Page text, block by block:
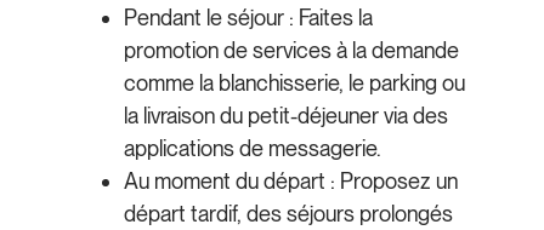
Pendant le séjour : Faites la
promotion de services à la demande
comme la blanchisserie, le parking ou
la livraison du petit-déjeuner via des
applications de messagerie.
Au moment du départ : Proposez un
départ tardif, des séjours prolongés